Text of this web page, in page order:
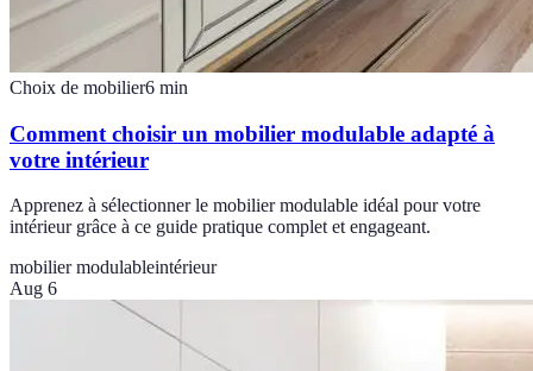
Choix de mobilier6 min
Comment choisir un mobilier modulable adapté à
votre intérieur
Apprenez à sélectionner le mobilier modulable idéal pour votre
intérieur grâce à ce guide pratique complet et engageant.
mobilier modulableintérieur
Aug 6